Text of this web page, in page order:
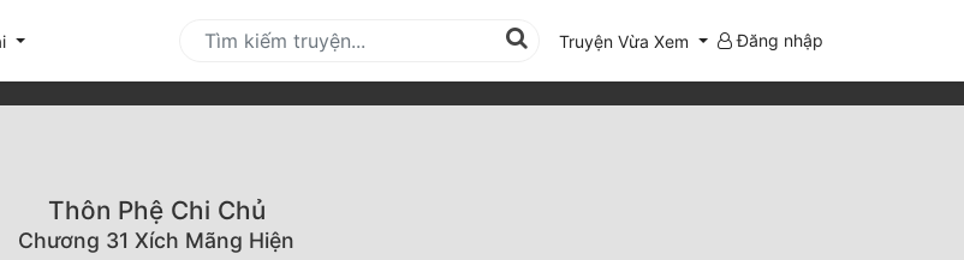
Truyện Vừa Xem Đăng nhập
Thôn Phệ Chi Chủ
Chương 31 Xích Mãng Hiện